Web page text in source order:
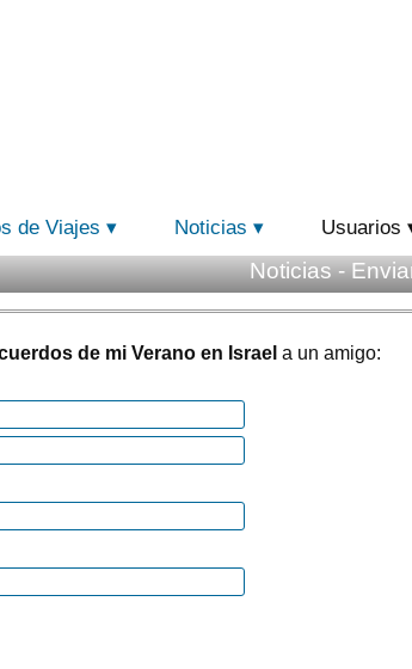
de Viajes Noticias Usuarios
Noticias -
de mi Verano en Israel a un amigo: